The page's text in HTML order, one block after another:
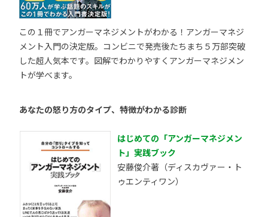
この１冊でアンガーマネジメントがわかる！アンガーマネジ
メント入門の決定版。コンビニで発売後たちまち５万部突破
した超人気本です。図解でわかりやすくアンガーマネジメン
トが学べます。
あなたの怒り方のタイプ、特徴がわかる診断
はじめての「アンガーマネジメン
ト」実践ブック
安藤俊介著（ディスカヴァー・ト
ゥエンティワン）